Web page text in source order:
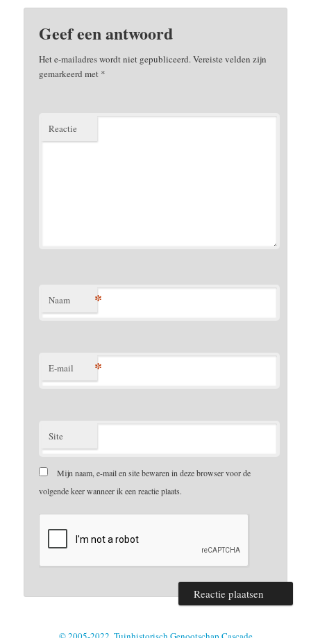
Geef een antwoord
Het e-mailadres wordt niet gepubliceerd.Vereiste velden zijn
gemarkeerd met *
Reactie
Naam *
E-mail *
Site
Mijn naam, e-mail en site bewaren in deze browser voor de
volgende keer wanneer ik een reactie plaats.